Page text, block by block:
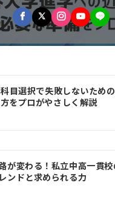
目選択で失敗しないため
をプロがやさしく解説
が変わる！私立中高一貫校
ンドと求められる力